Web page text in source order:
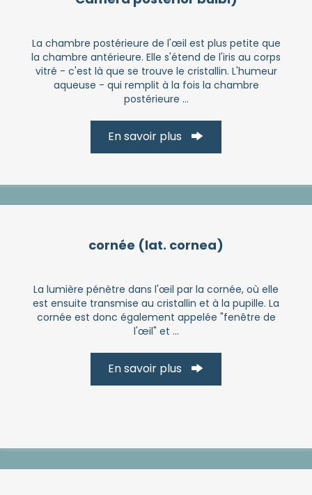
La chambre postérieure de l'œil est plus petite que
la chambre antérieure. Elle s'étend de l'iris au corps
vitré - c'est là que se trouve le cristallin. L'humeur
aqueuse - qui remplit à la fois la chambre
postérieure ...
En savoir plus
cornée (lat. cornea)
La lumière pénètre dans l'œil par la cornée, où elle
est ensuite transmise au cristallin et à la pupille. La
cornée est donc également appelée "fenêtre de
l'œil" et ...
En savoir plus